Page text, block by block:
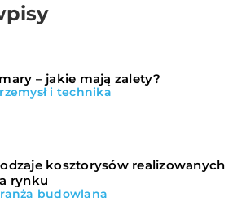
– jakie mają zalety?
i technika
kosztorysów realizowanych
rynku
budowlana